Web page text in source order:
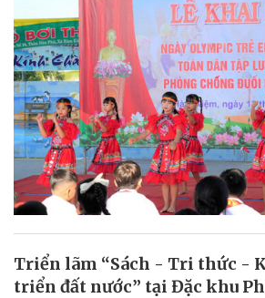
Triển lãm “Sách - Tri thức -
triển đất nước” tại Đặc khu